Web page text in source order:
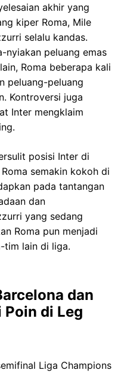
akhir yang
kiper Roma, Mile
selalu kandas.
nyiakan peluang emas
Roma beberapa kali
peluang-peluang
Kontroversi juga
Inter mengklaim
posisi Inter di
semakin kokoh di
pada tantangan
dan
yang sedang
Roma pun menjadi
tim lain di liga.
dan
di Leg
Liga Champions